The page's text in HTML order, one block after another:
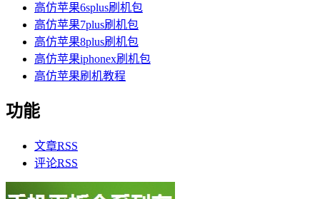
高仿苹果6splus刷机包
高仿苹果7plus刷机包
高仿苹果8plus刷机包
高仿苹果iphonex刷机包
高仿苹果刷机教程
功能
文章RSS
评论RSS